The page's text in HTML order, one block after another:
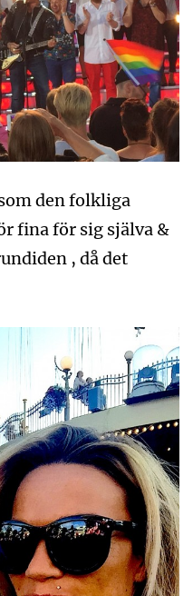
den folkliga
fina för sig själva &
, då det